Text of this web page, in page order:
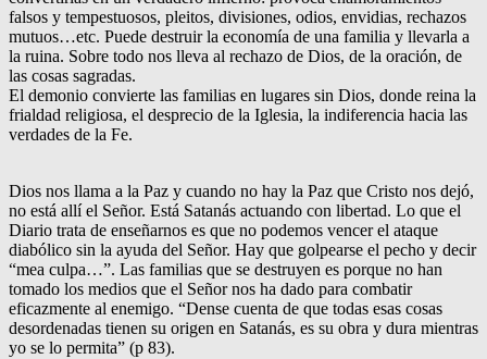
falsos y tempestuosos, pleitos, divisiones, odios, envidias, rechazos
mutuos…etc. Puede destruir la economía de una familia y llevarla a
la ruina. Sobre todo nos lleva al rechazo de Dios, de la oración, de
las cosas sagradas.
El demonio convierte las familias en lugares sin Dios, donde reina la
frialdad religiosa, el desprecio de la Iglesia, la indiferencia hacia las
verdades de la Fe.
Dios nos llama a la Paz y cuando no hay la Paz que Cristo nos dejó,
no está allí el Señor. Está Satanás actuando con libertad. Lo que el
Diario trata de enseñarnos es que no podemos vencer el ataque
diabólico sin la ayuda del Señor. Hay que golpearse el pecho y decir
“mea culpa…”. Las familias que se destruyen es porque no han
tomado los medios que el Señor nos ha dado para combatir
eficazmente al enemigo. “Dense cuenta de que todas esas cosas
desordenadas tienen su origen en Satanás, es su obra y dura mientras
yo se lo permita” (p 83).